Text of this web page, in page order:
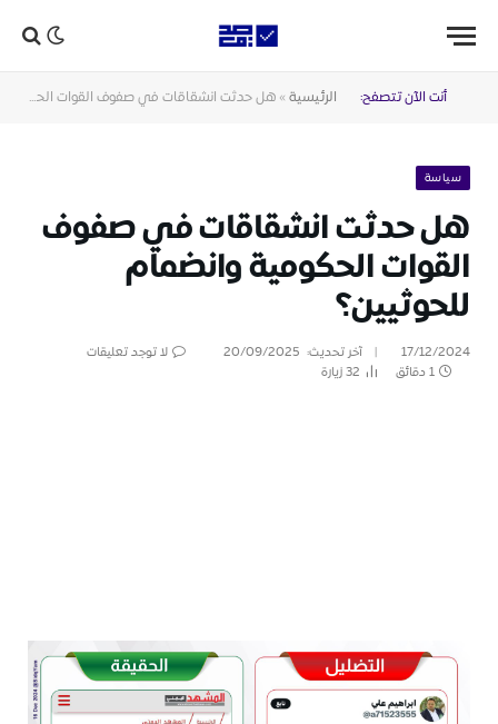
أنت الآن تتصفح: الرئيسية » هل حدثت انشقاقات في صفوف القوات الحكومية وانضمام للحوثيين؟
سياسة
هل حدثت انشقاقات في صفوف
القوات الحكومية وانضمام
للحوثيين؟
17/12/2024 آخر تحديث: 20/09/2025
لا توجد تعليقات
1 دقائق
32زيارة